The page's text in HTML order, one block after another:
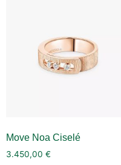
Move Noa Ciselé
3.450,00 €